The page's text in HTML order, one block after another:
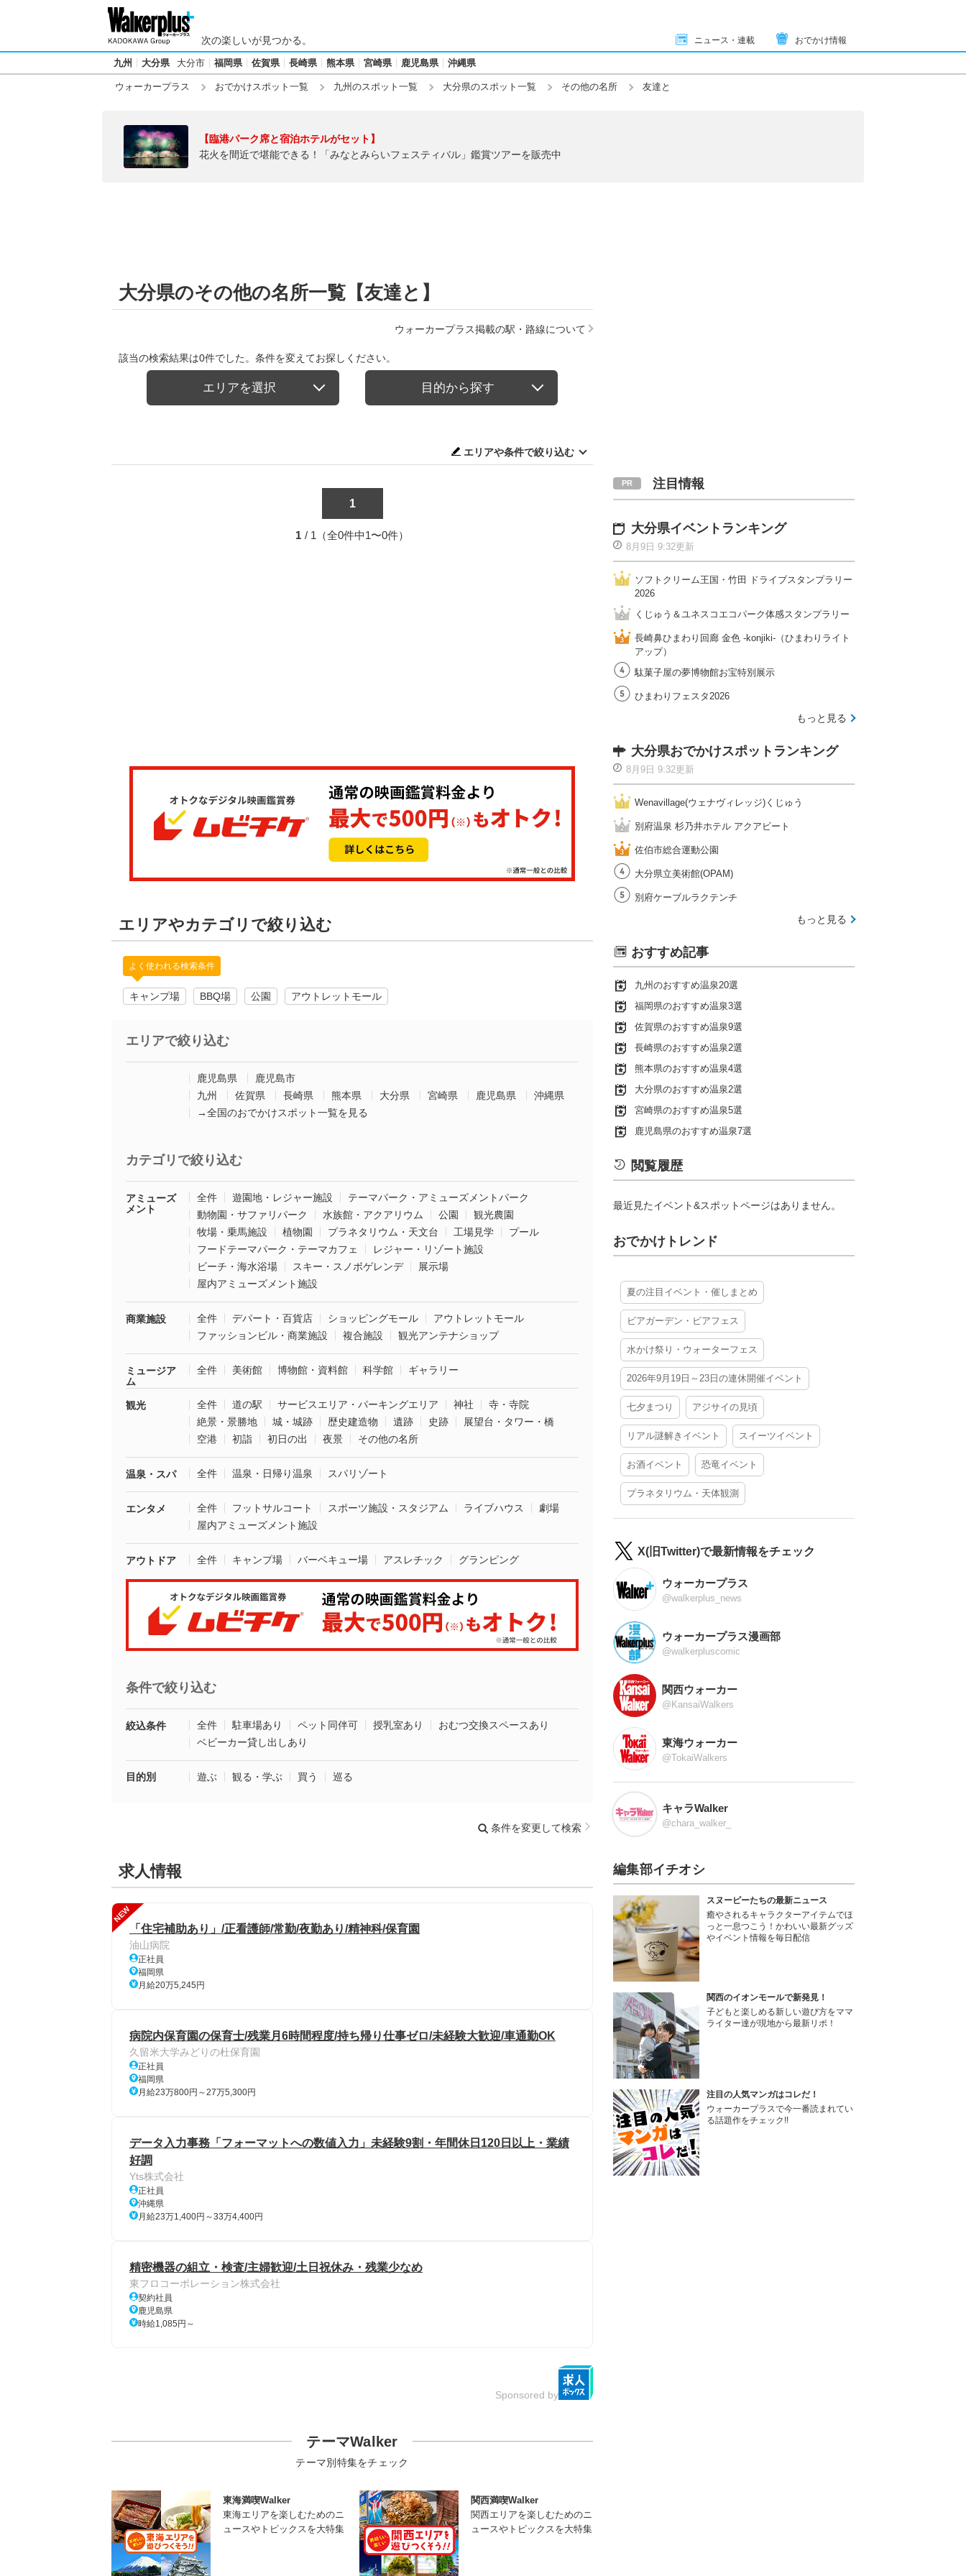
次の楽しいが見つかる。 ニュース・連載 おでかけ情報
九州 大分県 大分市 福岡県 佐賀県 長崎県 熊本県 宮崎県 鹿児島県 沖縄県
ウォーカープラス おでかけスポット一覧 九州のスポット一覧 大分県のスポット一覧 その他の名所 友達と
【臨港パーク席と宿泊ホテルがセット】
花火を間近で堪能できる！「みなとみらいフェスティバル」鑑賞ツアーを販売中
大分県のその他の名所一覧【友達と】
ウォーカープラス掲載の駅・路線について
該当の検索結果は0件でした。条件を変えてお探しください。
エリアを選択 目的から探す
エリアや条件で絞り込む
1
1 / 1（全0件中1〜0件）
エリアやカテゴリで絞り込む
よく使われる検索条件
キャンプ場 BBQ場 公園 アウトレットモール
エリアで絞り込む
鹿児島県
鹿児島市
九州
佐賀県 長崎県 熊本県 大分県 宮崎県 鹿児島県
沖縄県
→全国のおでかけスポット一覧を見る
カテゴリで絞り込む
アミューズ
メント
全件 遊園地・レジャー施設
テーマパーク・アミューズメントパーク
動物園・サファリパーク
水族館・アクアリウム 公園
観光農園
牧場・乗馬施設
植物園 プラネタリウム・天文台 工場見学
プール
フードテーマパーク・テーマカフェ
レジャー・リゾート施設
ビーチ・海水浴場
スキー・スノボゲレンデ
展示場
屋内アミューズメント施設
商業施設 全件 デパート・百貨店 ショッピングモール
アウトレットモール
ファッションビル・商業施設
複合施設 観光アンテナショップ
ミュージア
ム
全件 美術館 博物館・資料館 科学館 ギャラリー
観光 全件 道の駅 サービスエリア・パーキングエリア 神社
寺・寺院
絶景・景勝地
城・城跡 歴史建造物 遺跡 史跡
展望台・タワー・橋
空港
初詣 初日の出 夜景 その他の名所
温泉・スパ 全件 温泉・日帰り温泉 スパリゾート
エンタメ 全件 フットサルコート スポーツ施設・スタジアム ライブハウス
劇場
屋内アミューズメント施設
アウトドア 全件 キャンプ場 バーベキュー場 アスレチック グランピング
条件で絞り込む
絞込条件 全件 駐車場あり ペット同伴可 授乳室あり
おむつ交換スペースあり
ベビーカー貸し出しあり
目的別 遊ぶ 観る・学ぶ 買う 巡る
条件を変更して検索
求人情報
NEW
「住宅補助あり」/正看護師/常勤/夜勤あり/精神科/保育園
油山病院
正社員
福岡県
月給20万5,245円
病院内保育園の保育士/残業月6時間程度/持ち帰り仕事ゼロ/未経験大歓迎/車通勤OK
久留米大学みどりの杜保育園
正社員
福岡県
月給23万800円～27万5,300円
データ入力事務「フォーマットへの数値入力」未経験9割・年間休日120日以上・業績
好調
Yts株式会社
正社員
沖縄県
月給23万1,400円～33万4,400円
精密機器の組立・検査/主婦歓迎/土日祝休み・残業少なめ
東フロコーポレーション株式会社
契約社員
鹿児島県
時給1,085円～
Sponsored by
テーマWalker
テーマ別特集をチェック
東海満喫Walker
東海エリアを楽しむためのニ
ュースやトピックスを大特集
関西満喫Walker
関西エリアを楽しむためのニ
ュースやトピックスを大特集
注目情報
大分県イベントランキング
8月9日 9:32更新
ソフトクリーム王国・竹田 ドライブスタンプラリー
2026
くじゅう＆ユネスコエコパーク体感スタンプラリー
長崎鼻ひまわり回廊 金色 -konjiki-（ひまわりライト
アップ）
駄菓子屋の夢博物館お宝特別展示
ひまわりフェスタ2026
もっと見る
大分県おでかけスポットランキング
8月9日 9:32更新
Wenavillage(ウェナヴィレッジ)くじゅう
別府温泉 杉乃井ホテル アクアビート
佐伯市総合運動公園
大分県立美術館(OPAM)
別府ケーブルラクテンチ
もっと見る
おすすめ記事
九州のおすすめ温泉20選
福岡県のおすすめ温泉3選
佐賀県のおすすめ温泉9選
長崎県のおすすめ温泉2選
熊本県のおすすめ温泉4選
大分県のおすすめ温泉2選
宮崎県のおすすめ温泉5選
鹿児島県のおすすめ温泉7選
閲覧履歴
最近見たイベント&スポットページはありません。
おでかけトレンド
夏の注目イベント・催しまとめ
ビアガーデン・ビアフェス
水かけ祭り・ウォーターフェス
2026年9月19日～23日の連休開催イベント
七夕まつり アジサイの見頃
リアル謎解きイベント スイーツイベント
お酒イベント 恐竜イベント
プラネタリウム・天体観測
X(旧Twitter)で最新情報をチェック
ウォーカープラス
@walkerplus_news
ウォーカープラス漫画部
@walkerpluscomic
関西ウォーカー
@KansaiWalkers
東海ウォーカー
@TokaiWalkers
キャラWalker
@chara_walker_
編集部イチオシ
スヌーピーたちの最新ニュース
癒やされるキャラクターアイテムでほ
っと一息つこう！かわいい最新グッズ
やイベント情報を毎日配信
関西のイオンモールで新発見！
子どもと楽しめる新しい遊び方をママ
ライター達が現地から最新リポ！
注目の人気マンガはコレだ！
ウォーカープラスで今一番読まれてい
る話題作をチェック!!